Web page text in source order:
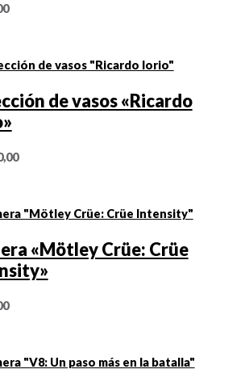
de vasos «Ricardo
«Mötley Crüe: Crüe